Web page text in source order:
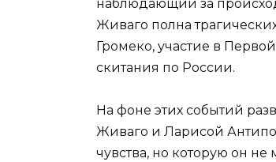
наблюдающий за
Живаго полна
Громеко, участие в
скитания по России.
На фоне этих событий
Живаго и Ларисой
чувства, но которую он